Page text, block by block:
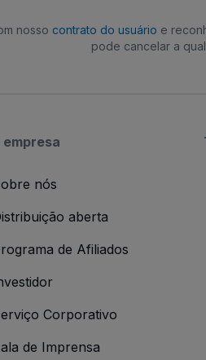
nosso contrato do usuário e
pode cancelar a
empresa
nós
aberta
de Afiliados
Corporativo
de Imprensa